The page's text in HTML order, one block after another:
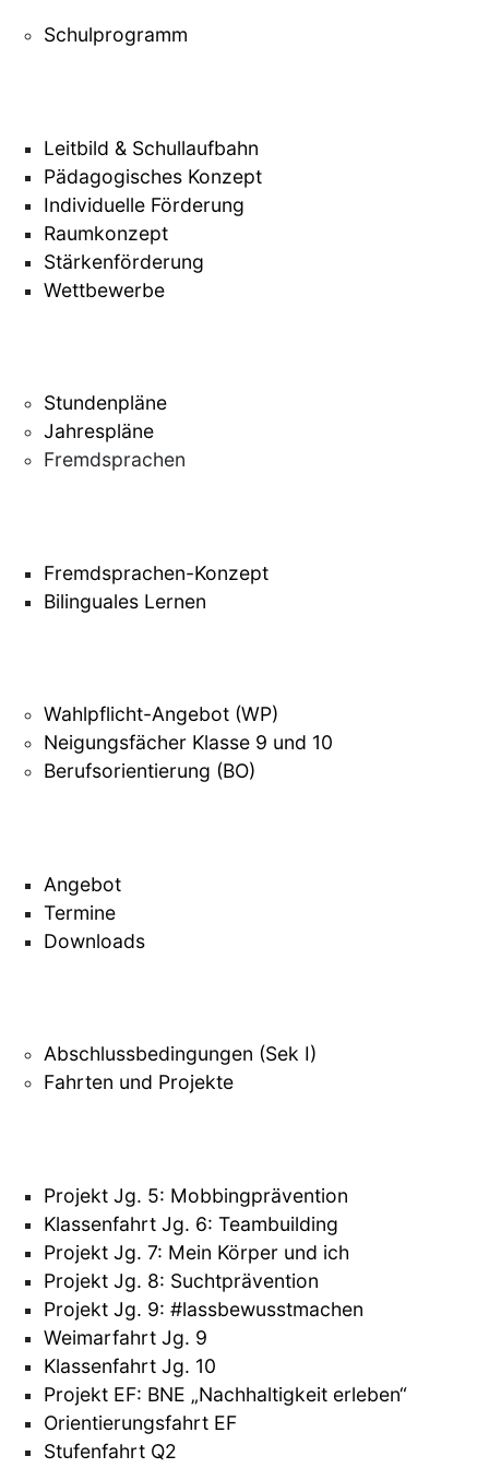
Schulprogramm
Leitbild & Schullaufbahn
Pädagogisches Konzept
Individuelle Förderung
Raumkonzept
Stärkenförderung
Wettbewerbe
Stundenpläne
Jahrespläne
Fremdsprachen
Fremdsprachen-Konzept
Bilinguales Lernen
Wahlpflicht-Angebot (WP)
Neigungsfächer Klasse 9 und 10
Berufsorientierung (BO)
Angebot
Termine
Downloads
Abschlussbedingungen (Sek I)
Fahrten und Projekte
Projekt Jg. 5: Mobbingprävention
Klassenfahrt Jg. 6: Teambuilding
Projekt Jg. 7: Mein Körper und ich
Projekt Jg. 8: Suchtprävention
Projekt Jg. 9: #lassbewusstmachen
Weimarfahrt Jg. 9
Klassenfahrt Jg. 10
Projekt EF: BNE „Nachhaltigkeit erleben“
Orientierungsfahrt EF
Stufenfahrt Q2